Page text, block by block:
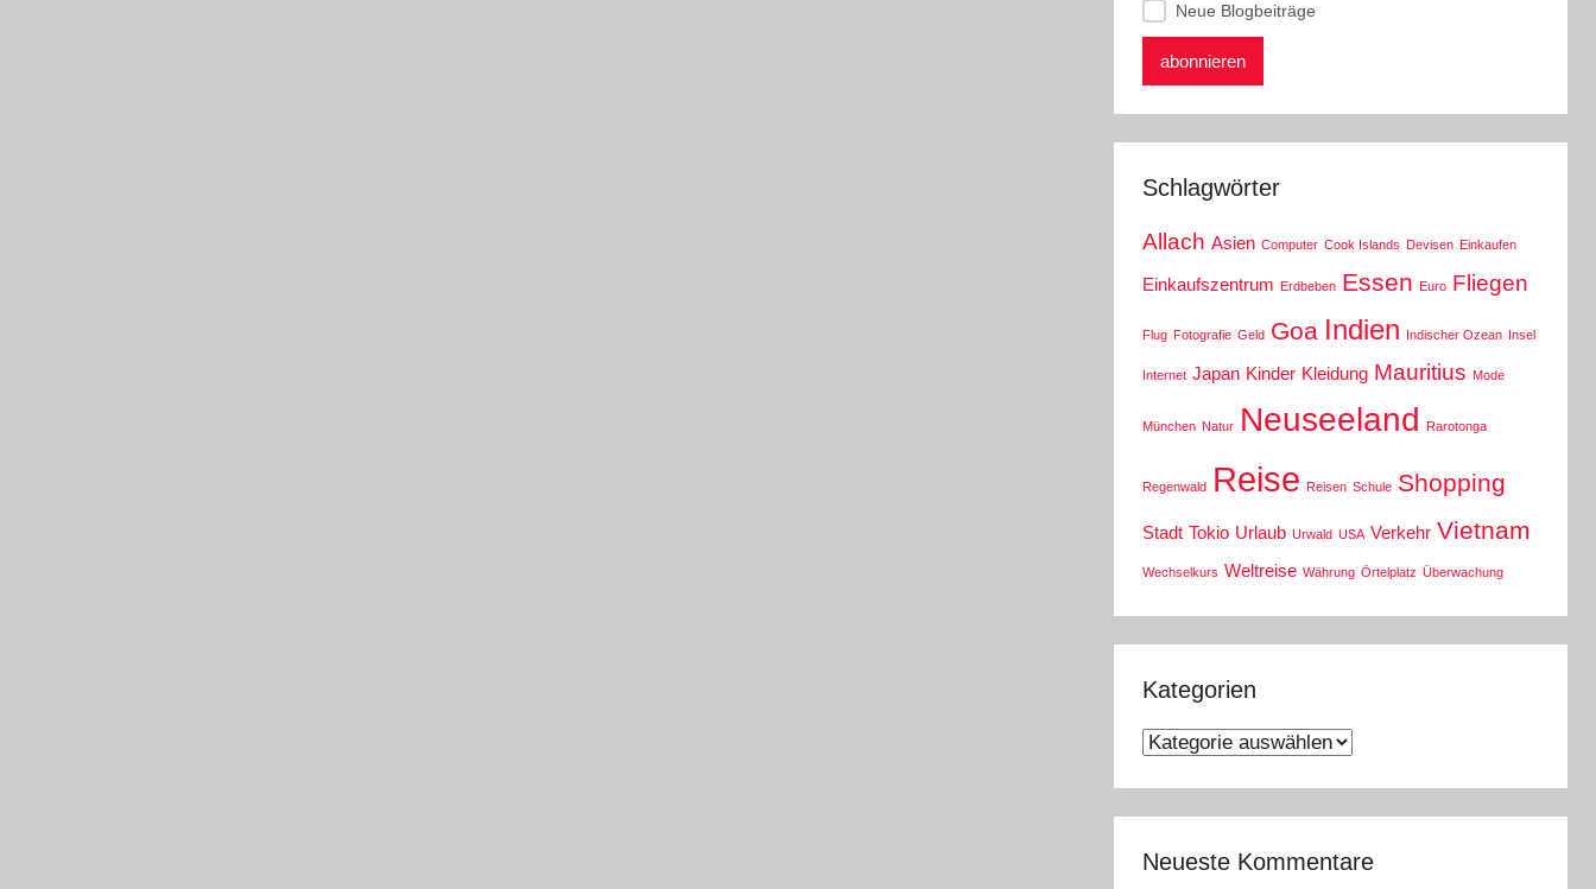
Neue Blogbeiträge
Schlagwörter
Allach Asien Computer Cook Islands Devisen Einkaufen
Einkaufszentrum Erdbeben Essen Euro Fliegen
Flug Fotografie Geld Goa Indien Indischer Ozean Insel
Internet Japan Kinder Kleidung Mauritius Mode
München Natur Neuseeland Rarotonga
Regenwald Reise Reisen Schule Shopping
Stadt Tokio Urlaub Urwald USA Verkehr Vietnam
Wechselkurs Weltreise Währung Örtelplatz Überwachung
Kategorien
Kategorien
Neueste Kommentare